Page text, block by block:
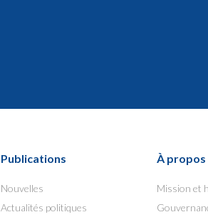
Publications
Nouvelles
Actualités politiques
À propos
Mission et